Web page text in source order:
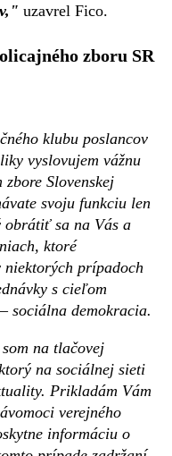
uzavrel Fico.
zboru SR
klubu poslancov
vyslovujem vážnu
Slovenskej
svoju funkciu len
obrátiť sa na Vás a
ktoré
niektorých prípadoch
s cieľom
sociálna demokracia.
na tlačovej
na sociálnej sieti
Prikladám Vám
verejného
informáciu o